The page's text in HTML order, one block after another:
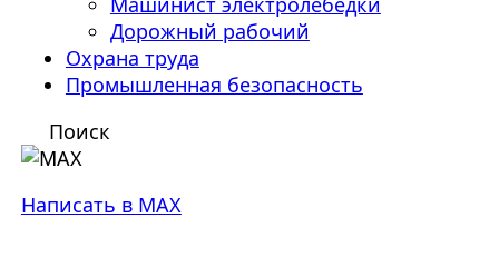
Дорожный рабочий
Охрана труда
Промышленная безопасность
Поиск
Написать в MAX